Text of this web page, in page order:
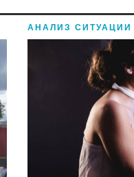
АНАЛИЗ СИТУАЦИИ